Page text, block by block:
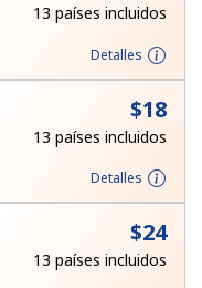
mejores
estoy de acuerdo con
13 países incluidos
Detalles
⁦$18⁩
13 países incluidos
Detalles
⁦$24⁩
13 países incluidos